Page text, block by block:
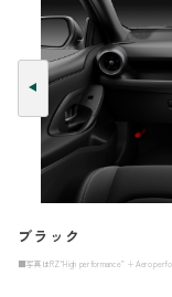
ブラック
■写真はRZ“High performance” + Aero